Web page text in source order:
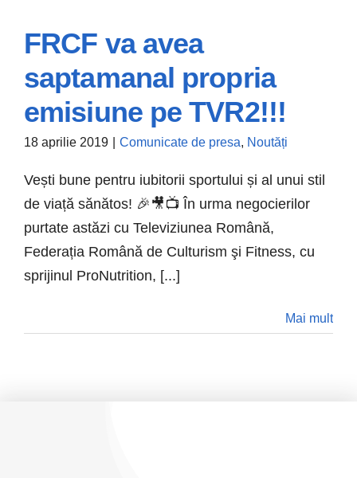
FRCF va avea
saptamanal propria
emisiune pe
FRCF va avea
saptamanal propria
emisiune pe TVR2!!!
18 aprilie 2019 Comunicate de presa, Noutăți
Vești bune pentru iubitorii sportului și al unui stil
de viață sănătos! 🎉🎥📺 În urma negocierilor
purtate astăzi cu Televiziunea Română,
Federația Română de Culturism şi Fitness, cu
sprijinul ProNutrition, [...]
Mai mult